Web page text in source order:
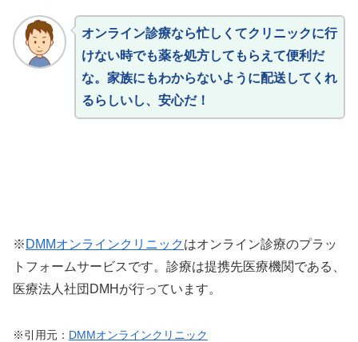
オンライン診療なら忙しくてクリニックに行
けない時でも薬を処方してもらえて便利だ
な。家族にもわからないように配送してくれ
るらしいし、安心だ！
※ DMMオンラインクリニックはオンライン診療のプラッ
トフォームサービスです。診療は提携先医療機関である、
医療法人社団DMHが行っています。
※引用元： DMMオンラインクリニック